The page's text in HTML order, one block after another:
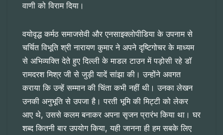
वाणी को विराम दिया।
वयोवृद्ध कर्मठ समाजसेवी और एनसाइक्लोपीडिया के उपनाम से
चर्चित विभूति श्री नारायण कुमार ने अपने दृष्टिगोचर के माध्यम
से अभिव्यक्ति देते हुए दिल्ली के माडल टाउन में पड़ोसी रहे डॉ
रामदरश मिश्र जी से जुड़ी यादें सांझा की। उन्होंने अवगत
कराया कि उन्हें सम्मान की चिंता कभी नहीं थी। उनका लेखन
उनकी अनुभूति से उपजा है। परती भूमि की मिट्टी को लेकर
आए थे, उससे कलम बनाकर अपना सृजन प्रारंभ किया था। घर
शब्द कितनी बार उपयोग किया, यही जानना ही हम सबके लिए